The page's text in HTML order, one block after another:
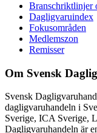
Branschriktlinjer
Dagligvaruindex
Fokusområden
Medlemszon
Remisser
Om Svensk
Svensk
dagligvaruhandeln i
Sverige, ICA Sverige,
Dagligvaruhandeln är